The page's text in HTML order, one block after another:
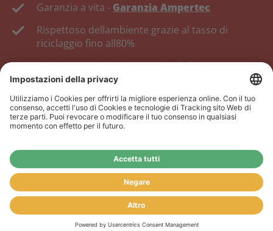
Garanzia a vita - Garanzia Ampertec
Rispettoso dellambiente grazie al tasso di
riciclaggio fino all80%
Riduzione dei costi, risparmio delle risorse.
Rivenditore:
nostro portale dei rivenditori
www.tonerhersteller.de
NOTIZIA